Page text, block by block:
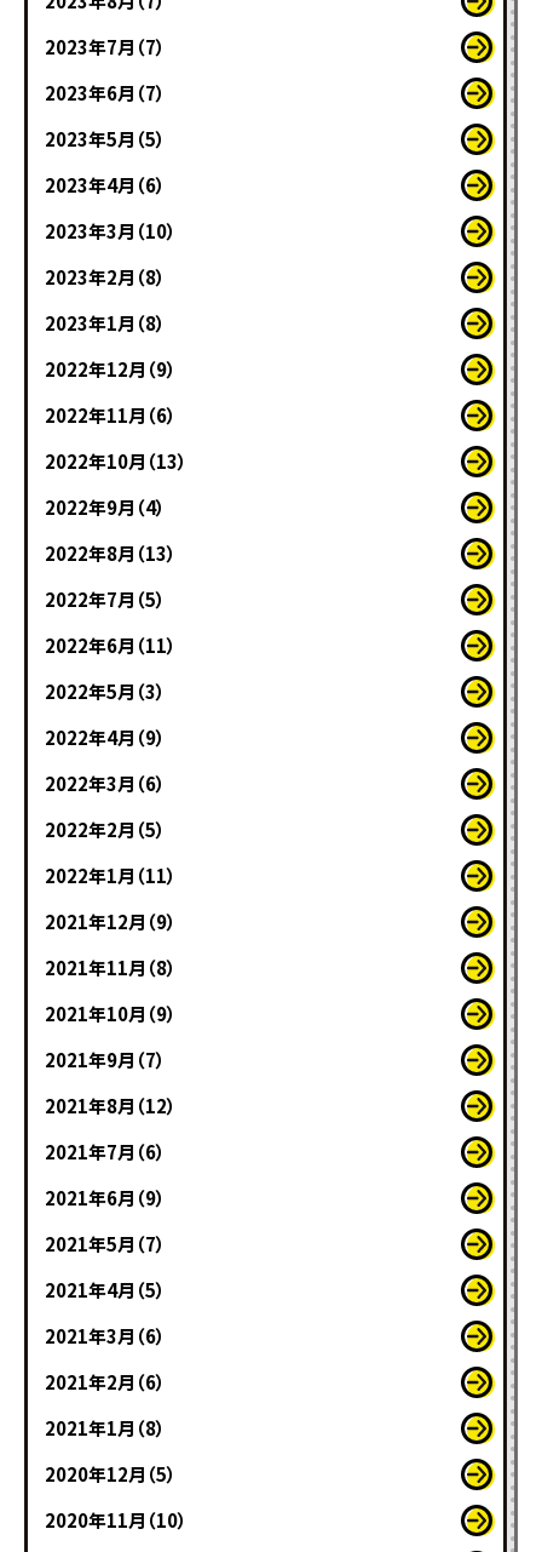
2023年7月（7）
2023年6月（7）
2023年5月（5）
2023年4月（6）
2023年3月（10）
2023年2月（8）
2023年1月（8）
2022年12月（9）
2022年11月（6）
2022年10月（13）
2022年9月（4）
2022年8月（13）
2022年7月（5）
2022年6月（11）
2022年5月（3）
2022年4月（9）
2022年3月（6）
2022年2月（5）
2022年1月（11）
2021年12月（9）
2021年11月（8）
2021年10月（9）
2021年9月（7）
2021年8月（12）
2021年7月（6）
2021年6月（9）
2021年5月（7）
2021年4月（5）
2021年3月（6）
2021年2月（6）
2021年1月（8）
2020年12月（5）
2020年11月（10）